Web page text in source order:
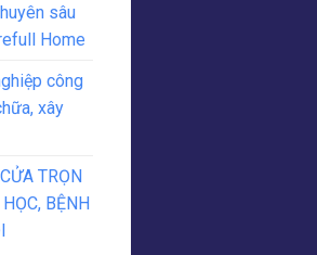
sâu
Home
công
xây
TRỌN
BỆNH